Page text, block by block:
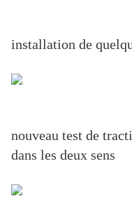
installation de
nouveau test de
dans les deux sens